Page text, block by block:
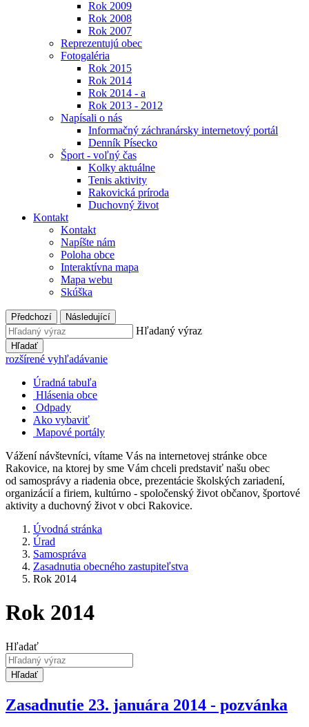
Rok 2009
Rok 2008
Rok 2007
Reprezentujú obec
Fotogaléria
Rok 2015
Rok 2014
Rok 2014 - a
Rok 2013 - 2012
Napísali o nás
Informačný záchranársky internetový portál
Denník Písecko
Šport - voľný čas
Kolky aktuálne
Tenis aktivity
Rakovická príroda
Duchovný život
Kontakt
Kontakt
Napíšte nám
Poloha obce
Interaktívna mapa
Mapa webu
Skúška
Předchozí Následující
Hľadaný výraz
Hľadať
rozšírené vyhľadávanie
Úradná tabuľa
Hlásenia obce
Odpady
Ako vybaviť
Mapové portály
Vážení návštevníci, vítame Vás na internetovej stránke obce
Rakovice, na ktorej by sme Vám chceli predstaviť našu obec
od samosprávy a riadenia obce, prezentácie školských zariadení,
organizácií a firiem, kultúrno - spoločenský život občanov, športové
aktivity a duchovný život v obci Rakovice.
Úvodná stránka
Úrad
Samospráva
Zasadnutia obecného zastupiteľstva
Rok 2014
Rok 2014
Hľadať
Hľadať
Zasadnutie 23. januára 2014 - pozvánka